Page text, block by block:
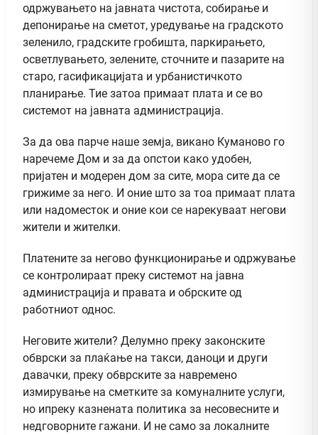
одржувањето на јавната чистота, собирање и
депонирање на сметот, уредување на градското
зеленило, градските гробишта, паркирањето,
осветлувањето, зелените, сточните и пазарите на
старо, гасификацијата и урбанистичкото
планирање. Тие затоа примаат плата и се во
системот на јавната администрација.
За да ова парче наше земја, викано Куманово го
наречеме Дом и за да опстои како удобен,
пријатен и модерен дом за сите, мора сите да се
грижиме за него. И оние што за тоа примаат плата
или надоместок и оние кои се нарекуваат негови
жители и жителки.
Платените за негово функционирање и одржување
се контролираат преку системот на јавна
администрација и правата и обрските од
работниот однос.
Неговите жители? Делумно преку законските
обврски за плаќање на такси, даноци и други
давачки, преку обврските за навремено
измирување на сметките за комуналните услуги,
но ипреку казнената политика за несовесните и
недговорните гажани. И не само за локалните